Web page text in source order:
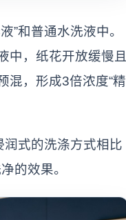
”和普通水洗液中。
中，纸花开放缓慢且
混，形成3倍浓度“精
润式的洗涤方式相比
的效果。